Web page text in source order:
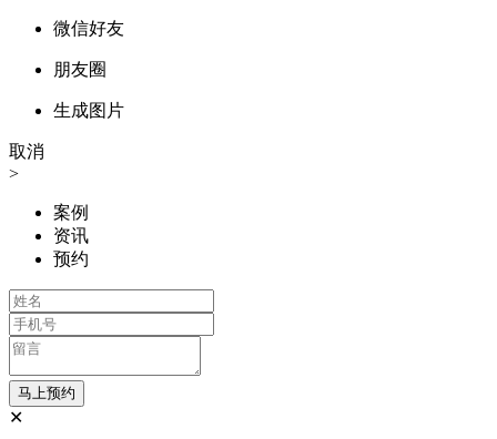
微信好友
朋友圈
生成图片
取消
>
案例
资讯
预约
✕